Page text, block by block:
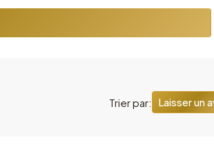
Trier par: Laisser un